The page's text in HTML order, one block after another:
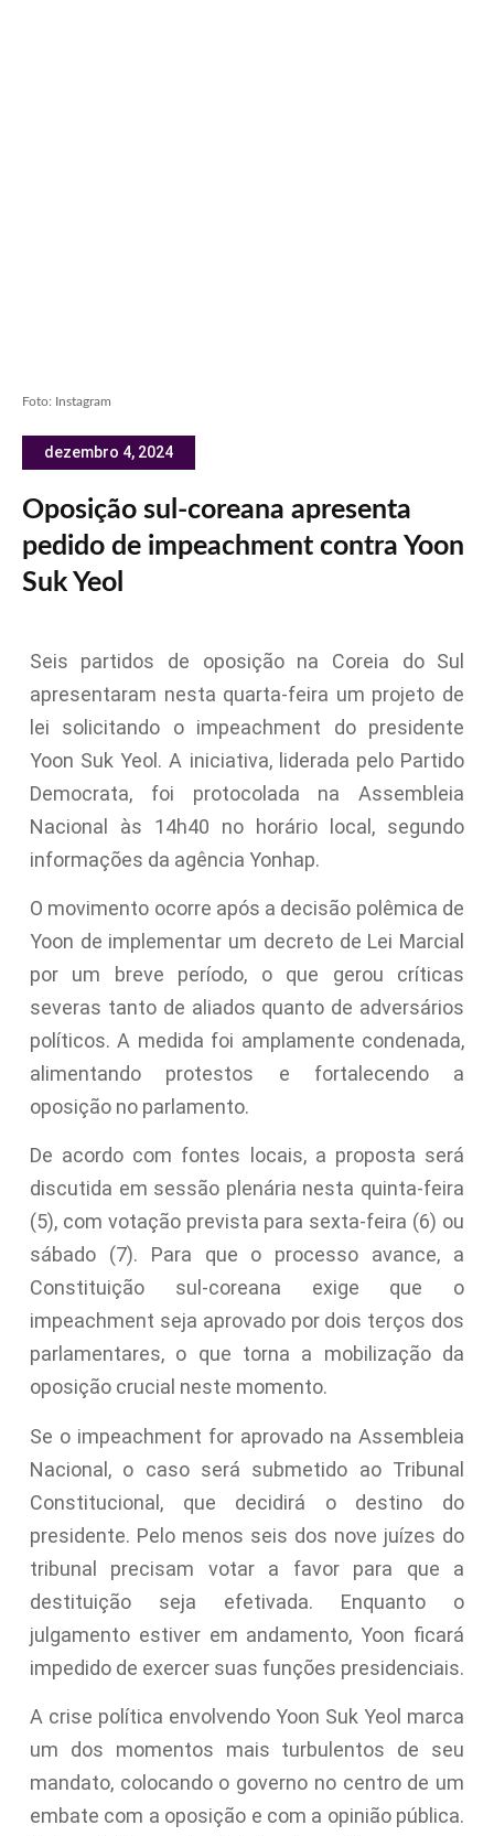
Foto: Instagram
dezembro 4, 2024
Oposição sul-coreana apresenta
pedido de impeachment contra Yoon
Suk Yeol
Seis partidos de oposição na Coreia do Sul
apresentaram nesta quarta-feira um projeto de
lei solicitando o impeachment do presidente
Yoon Suk Yeol. A iniciativa, liderada pelo Partido
Democrata, foi protocolada na Assembleia
Nacional às 14h40 no horário local, segundo
informações da agência Yonhap.
O movimento ocorre após a decisão polêmica de
Yoon de implementar um decreto de Lei Marcial
por um breve período, o que gerou críticas
severas tanto de aliados quanto de adversários
políticos. A medida foi amplamente condenada,
alimentando protestos e fortalecendo a
oposição no parlamento.
De acordo com fontes locais, a proposta será
discutida em sessão plenária nesta quinta-feira
(5), com votação prevista para sexta-feira (6) ou
sábado (7). Para que o processo avance, a
Constituição sul-coreana exige que o
impeachment seja aprovado por dois terços dos
parlamentares, o que torna a mobilização da
oposição crucial neste momento.
Se o impeachment for aprovado na Assembleia
Nacional, o caso será submetido ao Tribunal
Constitucional, que decidirá o destino do
presidente. Pelo menos seis dos nove juízes do
tribunal precisam votar a favor para que a
destituição seja efetivada. Enquanto o
julgamento estiver em andamento, Yoon ficará
impedido de exercer suas funções presidenciais.
A crise política envolvendo Yoon Suk Yeol marca
um dos momentos mais turbulentos de seu
mandato, colocando o governo no centro de um
embate com a oposição e com a opinião pública.